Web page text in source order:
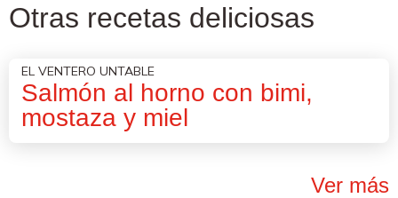
Otras recetas deliciosas
EL VENTERO UNTABLE
Salmón al horno con bimi,
mostaza y miel
Ver más